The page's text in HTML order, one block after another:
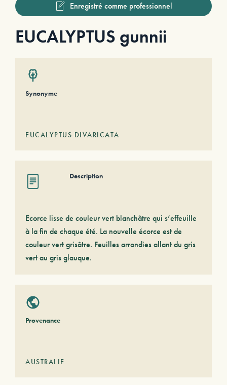
Enregistré comme professionnel
EUCALYPTUS gunnii
Synonyme
EUCALYPTUS DIVARICATA
Description
Ecorce lisse de couleur vert blanchâtre qui s’effeuille
à la fin de chaque été. La nouvelle écorce est de
couleur vert grisâtre. Feuilles arrondies allant du gris
vert au gris glauque.
Provenance
AUSTRALIE